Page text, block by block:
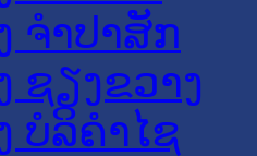
ຈໍາປາສັກ
ຊຽງຂວາງ
ບໍລິຄໍາໄຊ